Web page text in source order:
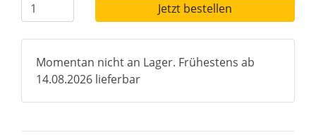
Jetzt bestellen
Momentan nicht an Lager. Frühestens ab
14.08.2026 lieferbar